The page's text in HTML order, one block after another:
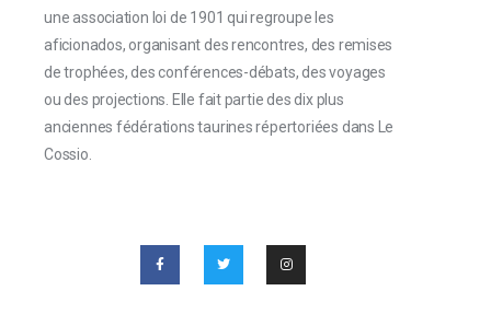
une association loi de 1901 qui regroupe les
aficionados, organisant des rencontres, des remises
de trophées, des conférences-débats, des voyages
ou des projections. Elle fait partie des dix plus
anciennes fédérations taurines répertoriées dans Le
Cossio.